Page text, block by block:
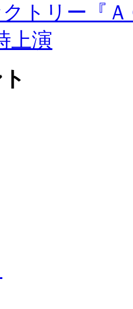
トリー『
上演